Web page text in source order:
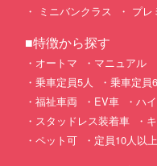
ミニバンクラス
プレ
■特徴から探す
オートマ マニュアル
乗車定員5人
乗車定員
福祉車両
EV車 ハ
スタッドレス装着車
ペット可
定員10人以上